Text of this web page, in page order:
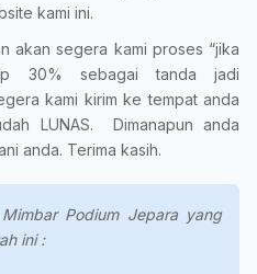
kami ini.
akan segera kami proses “jika
30% sebagai tanda jadi
kami kirim ke tempat anda
LUNAS. Dimanapun anda
anda. Terima kasih.
Podium Jepara yang
ini :